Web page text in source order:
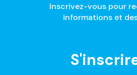
Inscrivez-vous pour
informations et